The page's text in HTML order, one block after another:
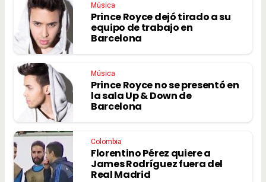
Música
Prince Royce dejó tirado a su
equipo de trabajo en
Barcelona
Música
Prince Royce no se presentó en
la sala Up & Down de
Barcelona
Colombia
Florentino Pérez quiere a
James Rodríguez fuera del
Real Madrid